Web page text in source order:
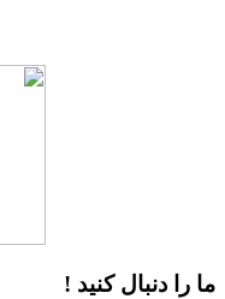
ما را دنبال کنید !